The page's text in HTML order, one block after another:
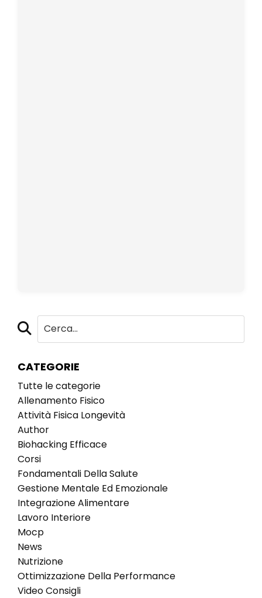
CATEGORIE
Tutte le categorie
Allenamento Fisico
Attività Fisica Longevità
Author
Biohacking Efficace
Corsi
Fondamentali Della Salute
Gestione Mentale Ed Emozionale
Integrazione Alimentare
Lavoro Interiore
Mocp
News
Nutrizione
Ottimizzazione Della Performance
Video Consigli